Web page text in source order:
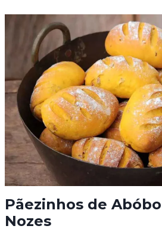
(PARA
EMPADAS)
BY
CLARA
DE
SOUSA
Pãezinhos de
Nozes